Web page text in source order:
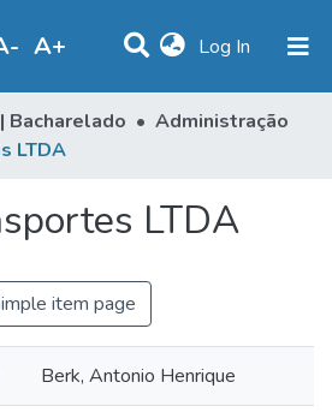
- A+ Log In (current)
Bacharelado
Administração
LTDA
LTDA
item page
Berk, Antonio Henrique